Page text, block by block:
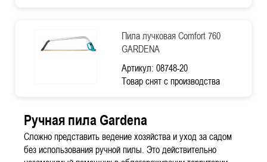
Пила лучковая Comfort 760
GARDENA
Артикул: 08748-20
Товар снят с производства
Ручная пила Gardena
Сложно представить ведение хозяйства и уход за садом
без использования ручной пилы. Это действительно